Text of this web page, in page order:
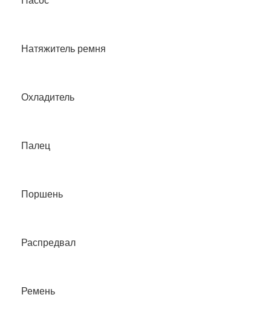
Натяжитель ремня
Охладитель
Палец
Поршень
Распредвал
Ремень